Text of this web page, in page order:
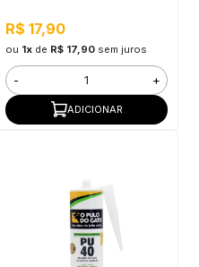
R$ 17,90
ou 1xde R$ 17,90 sem juros
- +
ADICIONAR